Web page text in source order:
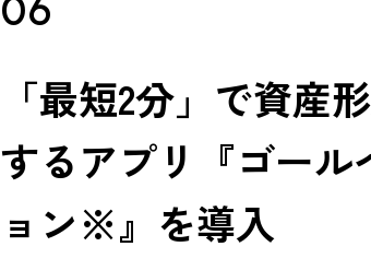
「最短2分」で資産
するアプリ『ゴー
ョン※』を導入